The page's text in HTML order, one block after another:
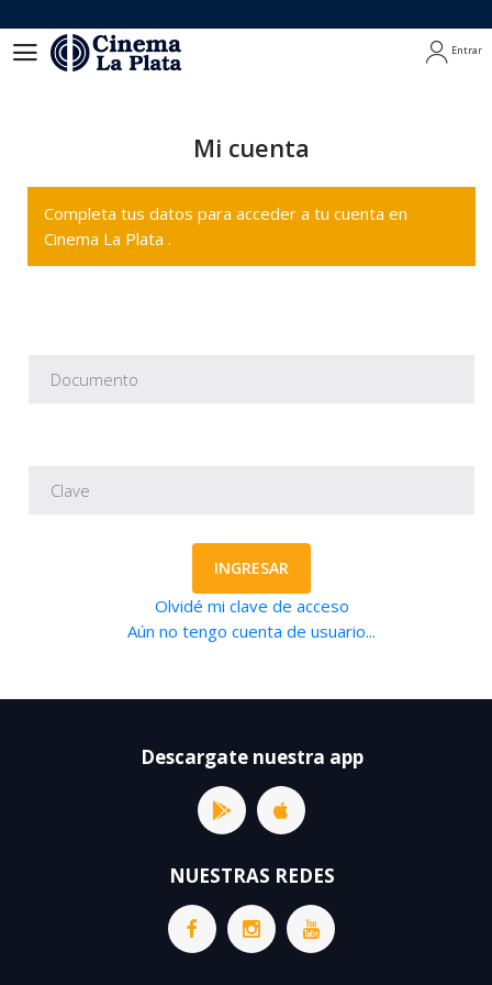
Entrar
Mi cuenta
Completa tus datos para acceder a tu cuenta en
Cinema La Plata .
INGRESAR
Olvidé mi clave de acceso
Aún no tengo cuenta de usuario...
Descargate nuestra app
NUESTRAS REDES